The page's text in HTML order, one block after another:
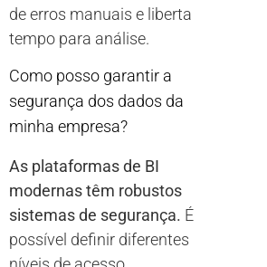
de erros manuais e liberta
tempo para análise.
Como posso garantir a
segurança dos dados da
minha empresa?
As plataformas de BI
modernas têm robustos
sistemas de segurança. É
possível definir diferentes